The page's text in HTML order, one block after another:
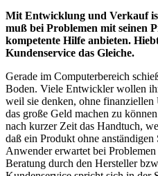
Mit Entwicklung und Verkauf
muß bei Problemen mit seinen
kompetente Hilfe anbieten.
Kundenservice das Gleiche.
Gerade im Computerbereich
Boden. Viele Entwickler wollen
weil sie denken, ohne
das große Geld machen zu
nach kurzer Zeit das Handtuch,
daß ein Produkt ohne
Anwender erwartet bei
Beratung durch den Hersteller